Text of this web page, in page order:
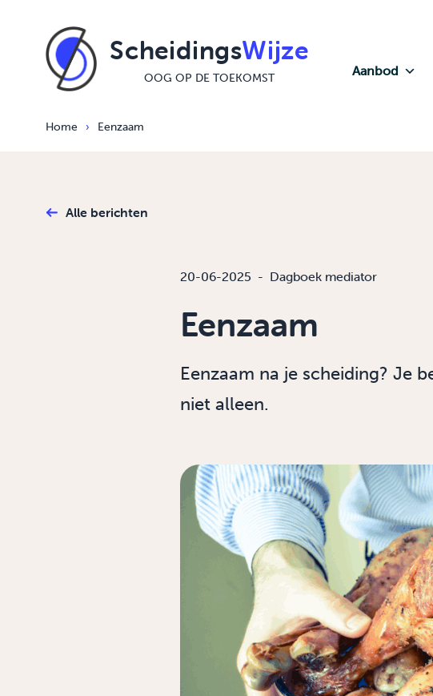
ScheidingsWijze
OOG OP DE TOEKOMST Aanbod
Home › Eenzaam
Alle berichten
20-06-2025 - Dagboek mediator
Eenzaam
Eenzaam na je scheiding? Je
niet alleen.